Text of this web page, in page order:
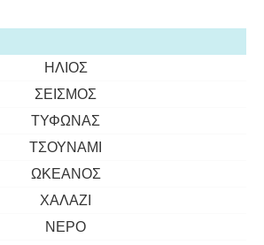
την απόστασή του και
ήταν η πλησιέστερη τέτοια έκρηξη
ΉΛΙΟΣ
ΣΕΙΣΜΌΣ
ΤΥΦΏΝΑΣ
ΤΣΟΥΝΆΜΙ
ΩΚΕΑΝΌΣ
ΧΑΛΆΖΙ
ΝΕΡΌ